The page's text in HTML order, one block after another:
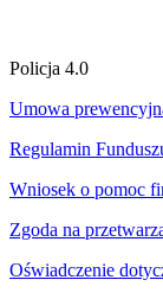
Policja 4.0
Umowa
Regulamin
Wniosek o pomoc
Zgoda na
Oświadczenie